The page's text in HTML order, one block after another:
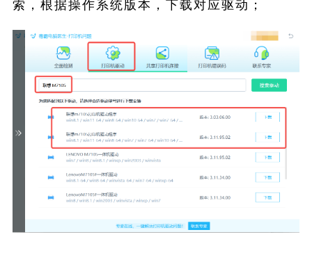
索，根据操作系统版本，下载对应驱动；